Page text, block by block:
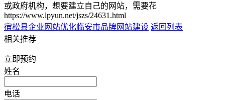
或政府机构，想要建立自己的网站，需要花
https://www.lpyun.net/jszs/24631.html
宿松县企业网站优化 临安市品牌网站建设 返回列表
相关推荐
立即预约
姓名
电话